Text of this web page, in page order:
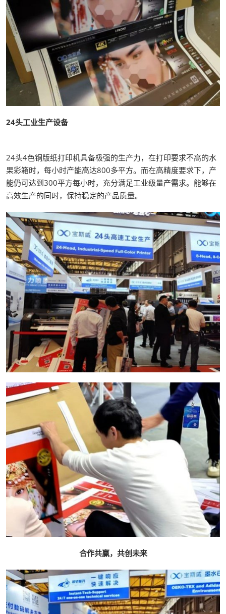
24头工业生产设备
24头4色铜版纸打印机具备极强的生产力，在打印要求不高的水
果彩箱时，每小时产能高达800多平方。而在高精度要求下，产
能仍可达到300平方每小时，充分满足工业级量产需求。能够在
高效生产的同时，保持稳定的产品质量。
合作共赢，共创未来